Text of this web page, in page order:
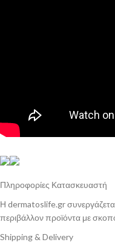
Πληροφορίες Κατασκευαστή
Η dermatoslife.gr
περιβάλλον προϊόντα με
Shipping & Delivery